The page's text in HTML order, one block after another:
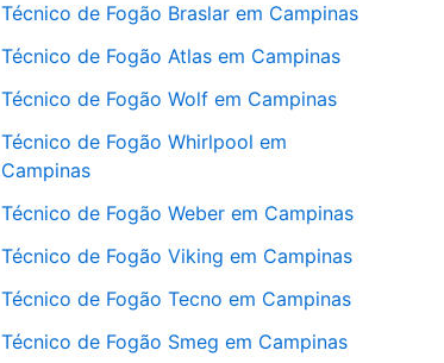
Técnico de Fogão Braslar em Campinas
Técnico de Fogão Atlas em Campinas
Técnico de Fogão Wolf em Campinas
Técnico de Fogão Whirlpool em
Campinas
Técnico de Fogão Weber em Campinas
Técnico de Fogão Viking em Campinas
Técnico de Fogão Tecno em Campinas
Técnico de Fogão Smeg em Campinas